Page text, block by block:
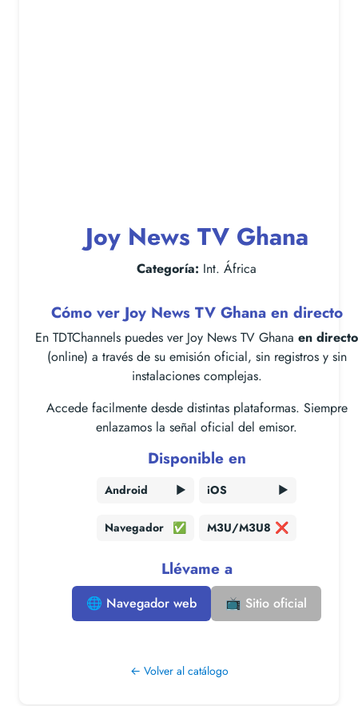
Joy News TV Ghana
Categoría: Int. África
Cómo ver Joy News TV Ghana en directo
En TDTChannels puedes ver Joy News TV Ghana en directo
(online) a través de su emisión oficial, sin registros y sin
instalaciones complejas.
Accede facilmente desde distintas plataformas. Siempre
enlazamos la señal oficial del emisor.
Disponible en
Android ▶️ iOS ▶️
Navegador ✅ M3U/M3U8 ❌
Llévame a
🌐 Navegador web 📺 Sitio oficial
← Volver al catálogo